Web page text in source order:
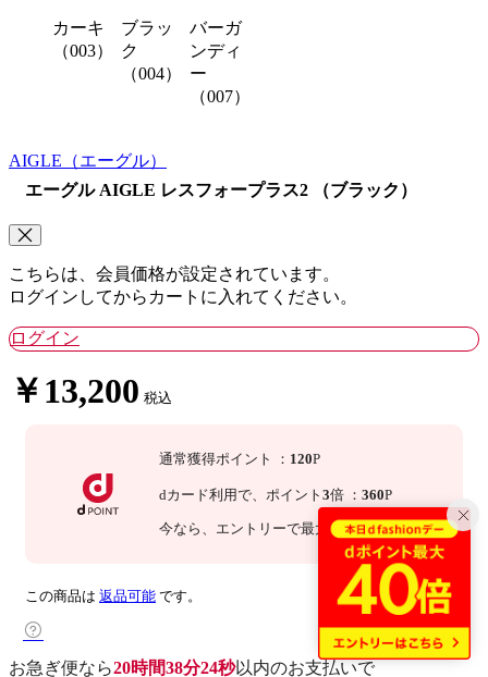
カーキ
（003）
ブラッ
ク
（004）
バーガ
ンディ
ー
（007）
AIGLE （エーグル）
エーグル AIGLE レスフォープラス2 （ブラック）
こちらは、会員価格が設定されています。
ログインしてからカートに入れてください。
ログイン
￥13,200 税込
通常獲得ポイント ： 120P
dカード利用で、ポイント3倍 ：360P
今なら 、エントリーで最大 20 倍！詳細
この商品は 返品可能 です。
お急ぎ便なら20時間38分23秒以内のお支払いで